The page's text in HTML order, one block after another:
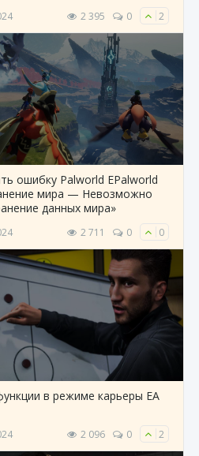
2 395 0 2
ошибку Palworld EPalworld
мира — Невозможно
данных мира»
2 711 0 0
в режиме карьеры EA
2 096 0 2